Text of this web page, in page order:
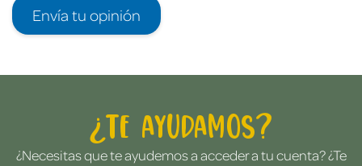
Envía tu opinión
¿Te ayudamos?
¿Necesitas que te ayudemos a acceder a tu cuenta? ¿Te